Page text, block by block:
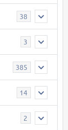
38
3
385
14
2